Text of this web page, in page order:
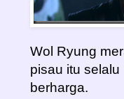
Wol Ryung
pisau itu
berharga.